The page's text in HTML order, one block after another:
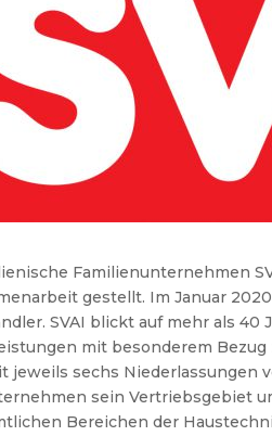
Familienunternehmen
gestellt. Im Januar
SVAI blickt auf mehr als 40
mit besonderem Bezug
jeweils sechs Niederlassungen
sein Vertriebsgebiet
Bereichen der